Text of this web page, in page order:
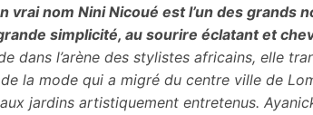
vrai nom Nini Nicoué est l’un des grands
simplicité, au sourire éclatant et
dans l’arène des stylistes africains, elle
la mode qui a migré du centre ville de
jardins artistiquement entretenus.